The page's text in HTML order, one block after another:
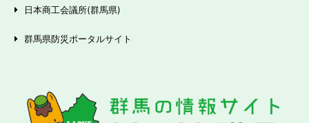
日本商工会議所(群馬県)
群馬県防災ポータルサイト